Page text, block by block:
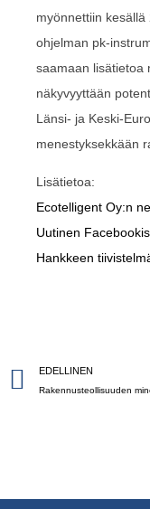
myönnettiin
ohjelman pk-
saamaan lisätietoa
näkyvyyttään
Länsi- ja Keski-
menestyksekkään
Lisätietoa:
Ecotelligent Oy:n
Uutinen
Hankkeen
EDELLINEN